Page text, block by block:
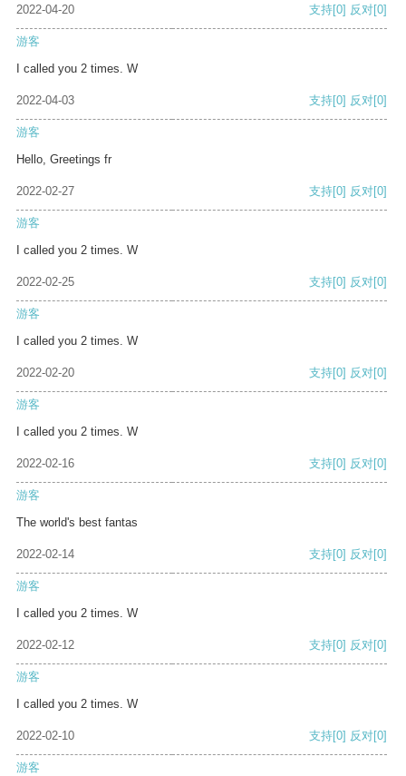
2022-04-20 支持[0] 反对[0]
游客
I called you 2 times. W
2022-04-03 支持[0] 反对[0]
游客
Hello, Greetings fr
2022-02-27 支持[0] 反对[0]
游客
I called you 2 times. W
2022-02-25 支持[0] 反对[0]
游客
I called you 2 times. W
2022-02-20 支持[0] 反对[0]
游客
I called you 2 times. W
2022-02-16 支持[0] 反对[0]
游客
The world's best fantas
2022-02-14 支持[0] 反对[0]
游客
I called you 2 times. W
2022-02-12 支持[0] 反对[0]
游客
I called you 2 times. W
2022-02-10 支持[0] 反对[0]
游客